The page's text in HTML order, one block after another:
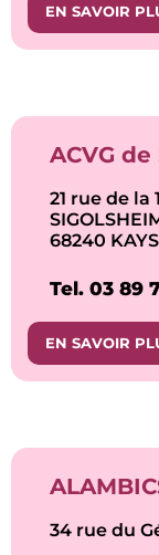
EN SAVOIR
ACVG
21 rue de la
68240
Tel. 03 89
EN SAVOIR
34 rue du